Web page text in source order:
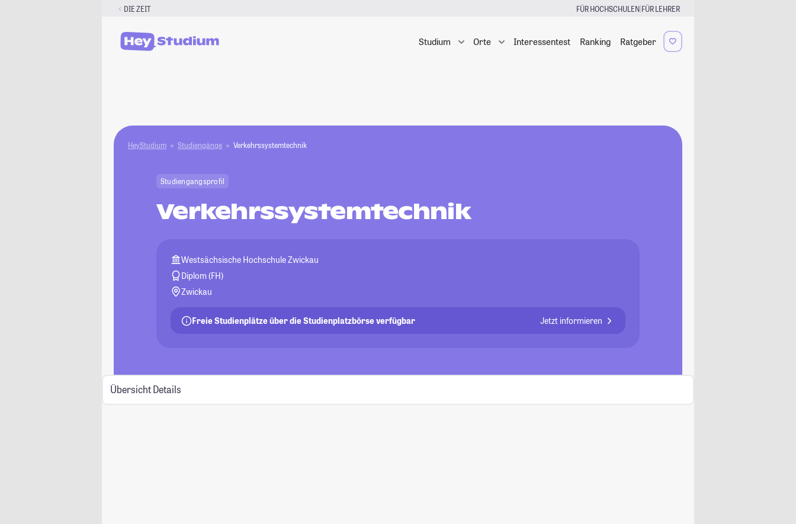
DIE ZEIT FÜR HOCHSCHULEN|FÜR LEHRER
Studium Orte Interessentest Ranking Ratgeber
HeyStudium Studiengänge Verkehrssystemtechnik
Studiengangsprofil
Verkehrssystemtechnik
Westsächsische Hochschule Zwickau
Diplom (FH)
Zwickau
Freie Studienplätze über die Studienplatzbörse verfügbar Jetzt informieren
Übersicht Details